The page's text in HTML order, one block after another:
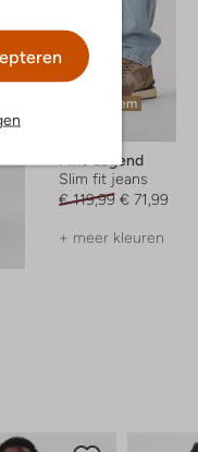
Laatste item
Pme Legend
Slim fit jeans
€ 119,99 € 71,99
+ meer kleuren